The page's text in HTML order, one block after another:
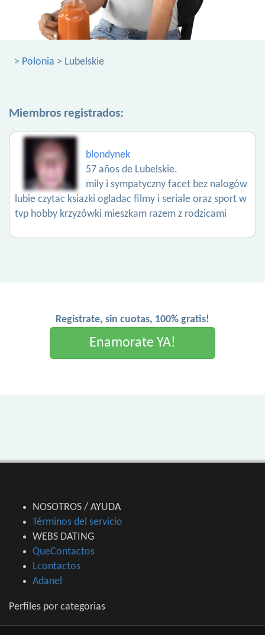
> Polonia > Lubelskie
Miembros registrados:
blondynek
57 años de Lubelskie.
mily i sympatyczny facet bez nalogów
lubie czytac ksiazki ogladac filmy i seriale oraz sport w
tvp hobby krzyzówki mieszkam razem z rodzicami
Registrate, sin cuotas, 100% gratis!
Enamorate YA!
NOSOTROS / AYUDA
Términos del servicio
WEBS DATING
QueContactos
Lcontactos
Adanel
Perfiles por categorias